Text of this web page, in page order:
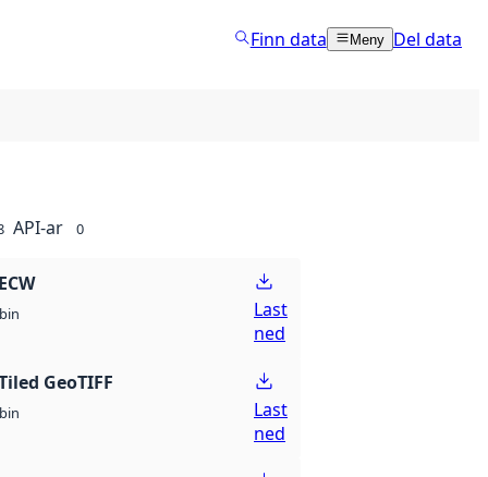
Finn data Meny Del data
API-ar 0
bin
Last
ned
GeoTIFF
bin
Last
ned